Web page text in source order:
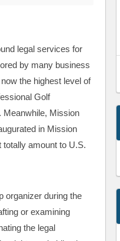
legal services for
by many business
the highest level of
Golf
Meanwhile, Mission
in Mission
amount to U.S.
organizer during the
or examining
the legal